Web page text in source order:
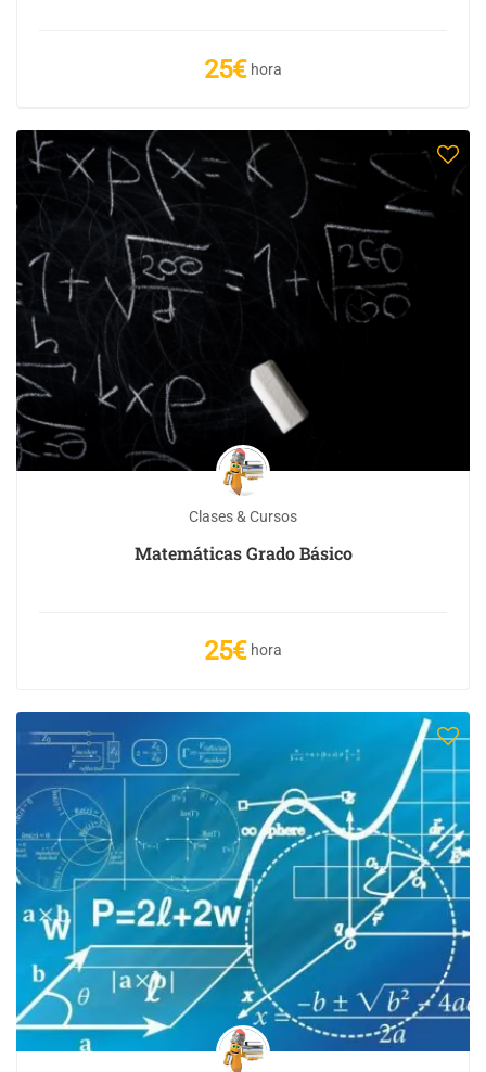
25€ hora
Clases & Cursos
Matemáticas Grado Básico
25€ hora